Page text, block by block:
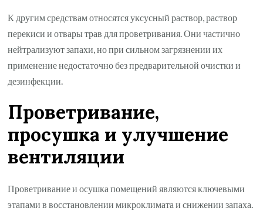
К другим средствам относятся уксусный раствор, раствор
перекиси и отвары трав для проветривания. Они частично
нейтрализуют запахи, но при сильном загрязнении их
применение недостаточно без предварительной очистки и
дезинфекции.
Проветривание,
просушка и улучшение
вентиляции
Проветривание и осушка помещений являются ключевыми
этапами в восстановлении микроклимата и снижении запаха.